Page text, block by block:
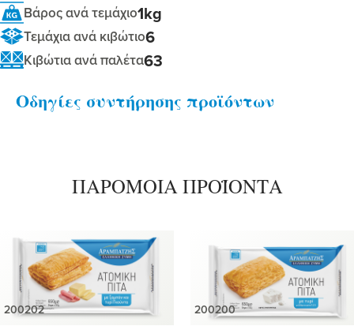
Βάρος ανά τεμάχιο1kg
Τεμάχια ανά κιβώτιο6
Κιβώτια ανά παλέτα63
Οδηγίες συντήρησης προϊόντων
ΠΑΡΟΜΟΙΑ ΠΡΟΪΟΝΤΑ